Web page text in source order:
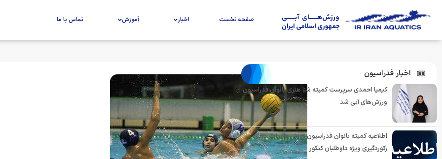
صفحه نخست اخبار آموزش تماس با ما
اخبار فدراسیون
کیمیا احمدی سرپرست کمیته شنا هنری بانوان فدراسیون
ورزش‌های آبی شد
اطلاعیه کمیته بانوان فدراسیون ورزش‌های آبی درباره
رکوردگیری ویژه داوطلبان کنکور